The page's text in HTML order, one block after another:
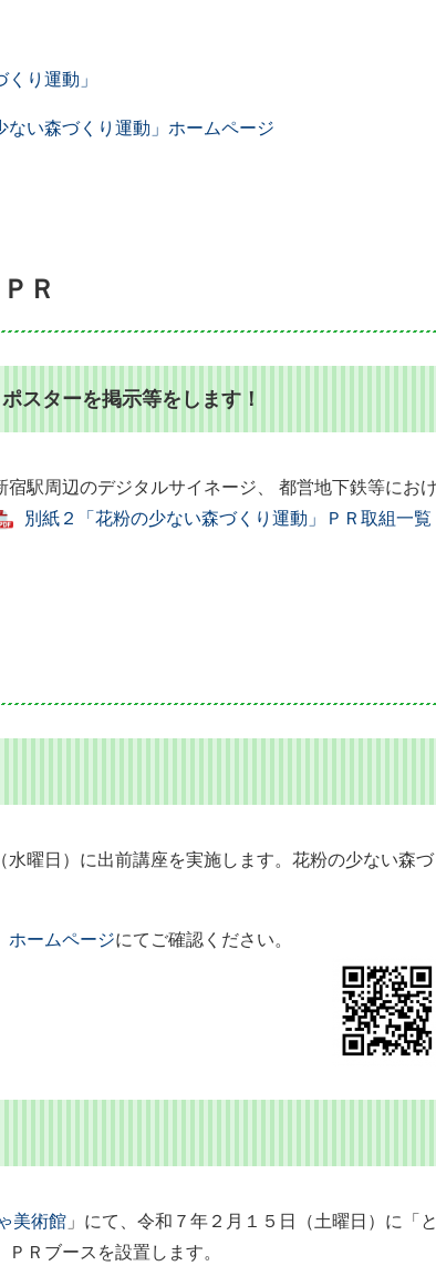
り運動」
い森づくり運動」ホームページ
Ｒ
スターを掲示等をします！
駅周辺のデジタルサイネージ、 都営地下鉄等にお
別紙２「花粉の少ない森づくり運動」ＰＲ取組一覧
水曜日）に出前講座を実施します。花粉の少ない森づ
ホームページにてご確認ください。
美術館 」にて、令和７年２月１５日（土曜日）に「
Ｒブースを設置します。